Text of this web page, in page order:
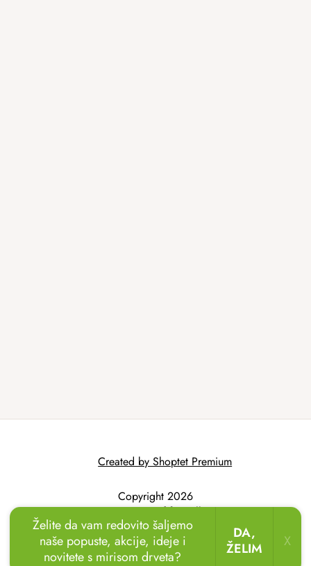
Uživajte u odmoru u vrtu!Drvene ležaljke
sada uz popust
Created by Shoptet Premium
Copyright 2026
AtmoWood.hr. All
rights reserved.
Želite da vam redovito šaljemo
naše popuste, akcije, ideje i
novitete s mirisom drveta?
DA,
ŽELIM
X